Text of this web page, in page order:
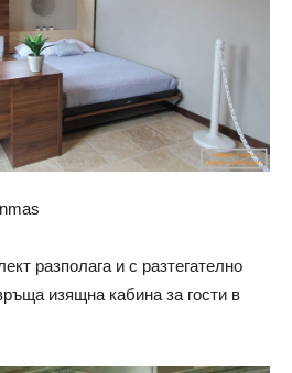
разполага и с разтегателно
изящна кабина за гости в